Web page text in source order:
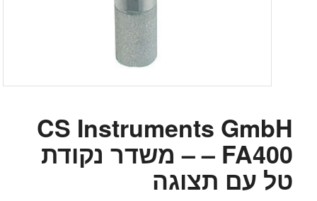
CS Instruments GmbH
– FA400 – משדר נקודת
טל עם תצוגה